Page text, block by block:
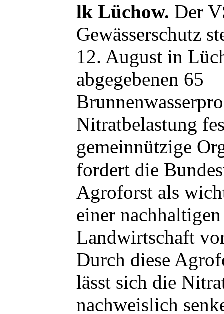
lk Lüchow. Der
Gewässerschutz
12. August in
abgegebenen 65
Nitratbelastung
gemeinnützige
fordert die
Agroforst als
einer nachhaltigen
Landwirtschaft
Durch diese
lässt sich die
nachweislich